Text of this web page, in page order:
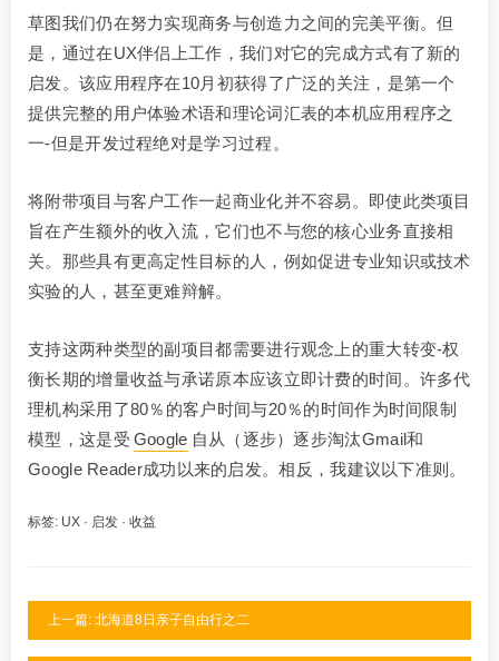
草图我们仍在努力实现商务与创造力之间的完美平衡。但
是，通过在UX伴侣上工作，我们对它的完成方式有了新的
启发。该应用程序在10月初获得了广泛的关注，是第一个
提供完整的用户体验术语和理论词汇表的本机应用程序之
一-但是开发过程绝对是学习过程。
将附带项目与客户工作一起商业化并不容易。即使此类项目
旨在产生额外的收入流，它们也不与您的核心业务直接相
关。那些具有更高定性目标的人，例如促进专业知识或技术
实验的人，甚至更难辩解。
支持这两种类型的副项目都需要进行观念上的重大转变-权
衡长期的增量收益与承诺原本应该立即计费的时间。许多代
理机构采用了80％的客户时间与20％的时间作为时间限制
模型，这是受 Google 自从（逐步）逐步淘汰Gmail和
Google Reader成功以来的启发。相反，我建议以下准则。
标签: UX · 启发 · 收益
上一篇: 北海道8日亲子自由行之二